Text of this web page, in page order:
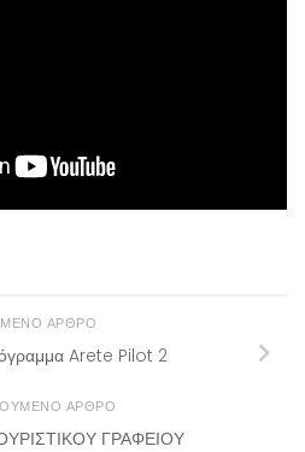
ΆΡΘΡΟ
Arete Pilot 2
ΆΡΘΡΟ
ΓΡΑΦΕΙΟΥ